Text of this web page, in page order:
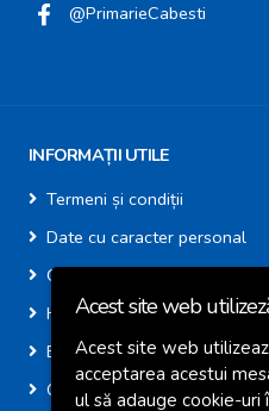
@PrimarieCabesti
INFORMAȚII UTILE
Termeni și condiții
Date cu caracter personal
Cookie-uri
Harta site
E-Consultare
Calendar Colectare AVE
Acest site web
Acest site web
acceptarea acestui
ul să adauge cookie-uri